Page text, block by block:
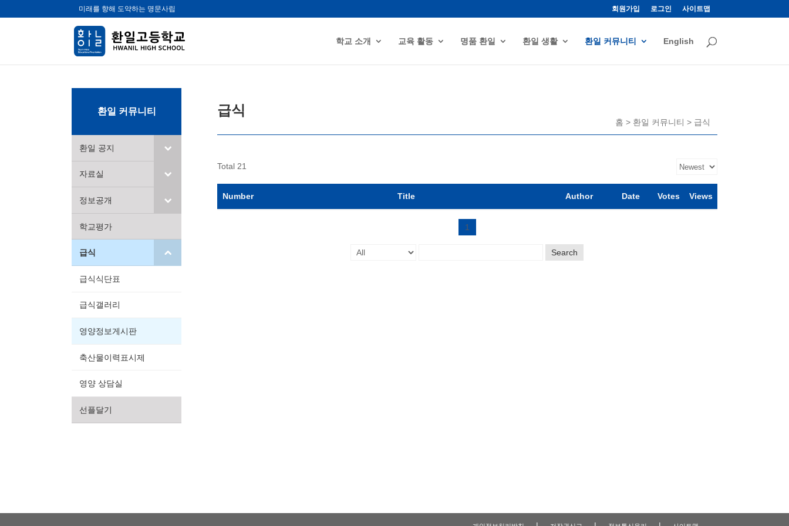
미래를 향해 도약하는 명문사립 회원가입 로그인 사이트맵
학교 소개 교육 활동 명품 환일 환일 생활 환일 커뮤니티 English
환일 커뮤니티
환일 공지
자료실
정보공개
학교평가
급식
급식식단표
급식갤러리
영양정보게시판
축산물이력표시제
영양 상담실
선플달기
급식
홈 > 환일 커뮤니티 > 급식
Total 21
Number Title Author Date Votes Views
1
Search